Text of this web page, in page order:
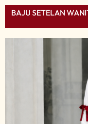
BAJU SETELAN